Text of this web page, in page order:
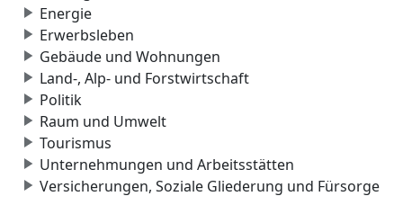
Energie
Erwerbsleben
Gebäude und Wohnungen
Land-, Alp- und Forstwirtschaft
Politik
Raum und Umwelt
Tourismus
Unternehmungen und Arbeitsstätten
Versicherungen, Soziale Gliederung und Fürsorge